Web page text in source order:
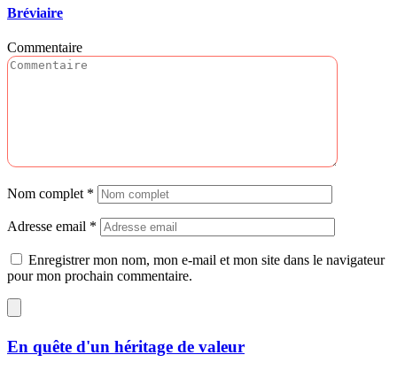
Bréviaire
Commentaire
Nom complet *
Adresse email *
Enregistrer mon nom, mon e-mail et mon site dans le navigateur
pour mon prochain commentaire.
En quête d'un héritage de valeur